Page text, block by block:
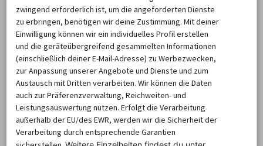
Wissenswertes zur
Transportervermietung in
Stuttgart
Transporter mieten in Stuttgart: Tipps
für die Fahrt und wichtige
Verkehrsregeln
Seien Sie allerdings vorsichtig, sobald Sie sich hinter das
zwingend erforderlich ist, um die angeforderten Dienste
zu erbringen, benötigen wir deine Zustimmung. Mit deiner
Einwilligung können wir ein individuelles Profil erstellen
und die geräteübergreifend gesammelten Informationen
(einschließlich deiner E-Mail-Adresse) zu Werbezwecken,
zur Anpassung unserer Angebote und Dienste und zum
Austausch mit Dritten verarbeiten. Wir können die Daten
auch zur Präferenzverwaltung, Reichweiten- und
Leistungsauswertung nutzen. Erfolgt die Verarbeitung
außerhalb der EU/des EWR, werden wir die Sicherheit der
Verarbeitung durch entsprechende Garantien